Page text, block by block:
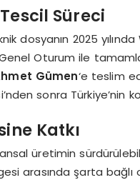
Süreci
dosyanın 2025
Genel Oturum ile
Gümen‘e teslim
sonra Türkiye’nin
Katkı
üretimin
arasında şarta